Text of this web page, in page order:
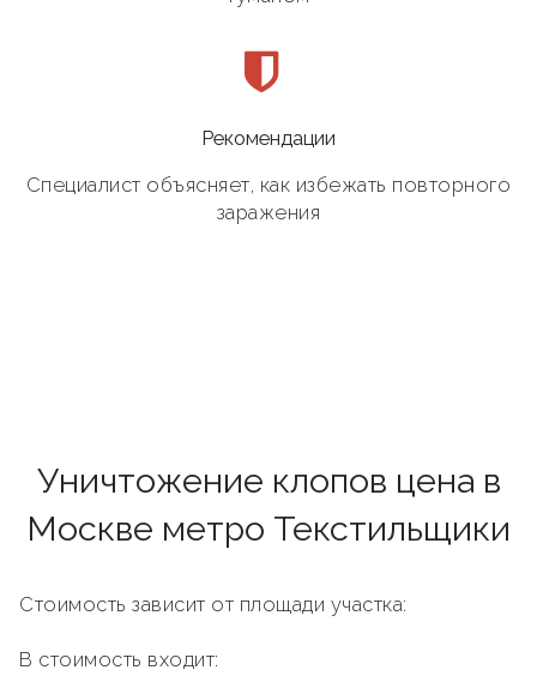
Рекомендации
Специалист объясняет, как избежать повторного
заражения
Уничтожение клопов цена в
Москве метро Текстильщики
Стоимость зависит от площади участка:
В стоимость входит: